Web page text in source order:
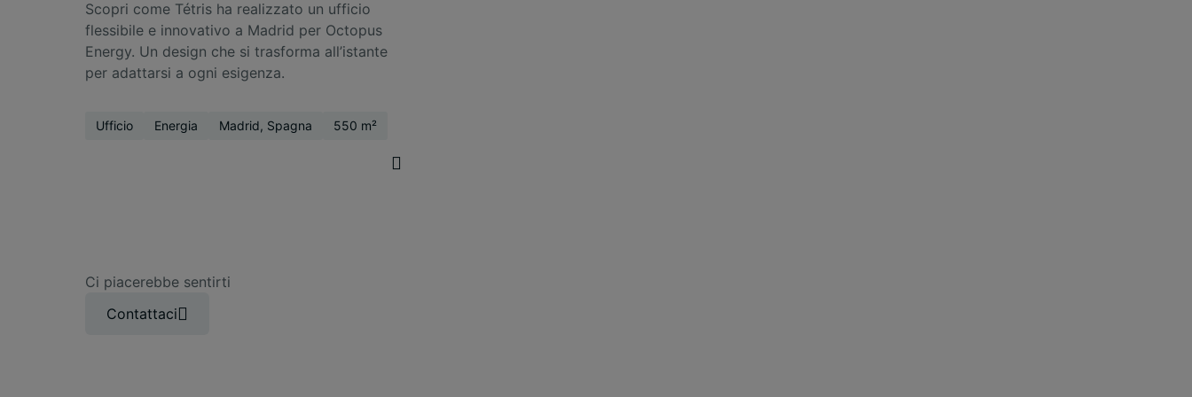
Scopri come Tétris ha realizzato un ufficio
flessibile e innovativo a Madrid per Octopus
Energy. Un design che si trasforma all’istante
per adattarsi a ogni esigenza.
Ufficio Energia Madrid, Spagna 550 m²
Ci piacerebbe sentirti
Contattaci